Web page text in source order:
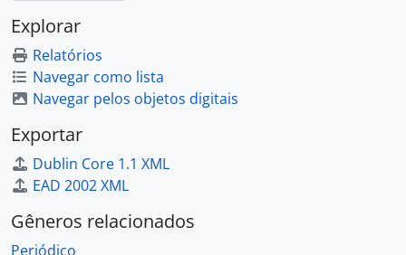
Explorar
Relatórios
Navegar como lista
Navegar pelos objetos digitais
Exportar
Dublin Core 1.1 XML
EAD 2002 XML
Gêneros relacionados
Periódico